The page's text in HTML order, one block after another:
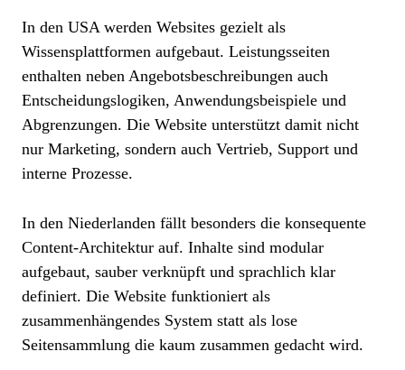
In den USA werden Websites gezielt als
Wissensplattformen aufgebaut. Leistungsseiten
enthalten neben Angebotsbeschreibungen auch
Entscheidungslogiken, Anwendungsbeispiele und
Abgrenzungen. Die Website unterstützt damit nicht
nur Marketing, sondern auch Vertrieb, Support und
interne Prozesse.
In den Niederlanden fällt besonders die konsequente
Content-Architektur auf. Inhalte sind modular
aufgebaut, sauber verknüpft und sprachlich klar
definiert. Die Website funktioniert als
zusammenhängendes System statt als lose
Seitensammlung die kaum zusammen gedacht wird.